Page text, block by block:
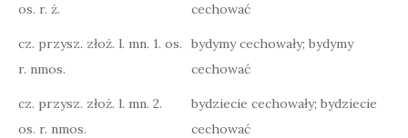
os. r. ż.
cechować
cz. przysz. złoż. l. mn. 1. os.
r. nmos.
bydymy cechowały; bydymy
cechować
cz. przysz. złoż. l. mn. 2.
os. r. nmos.
bydziecie cechowały; bydziecie
cechować